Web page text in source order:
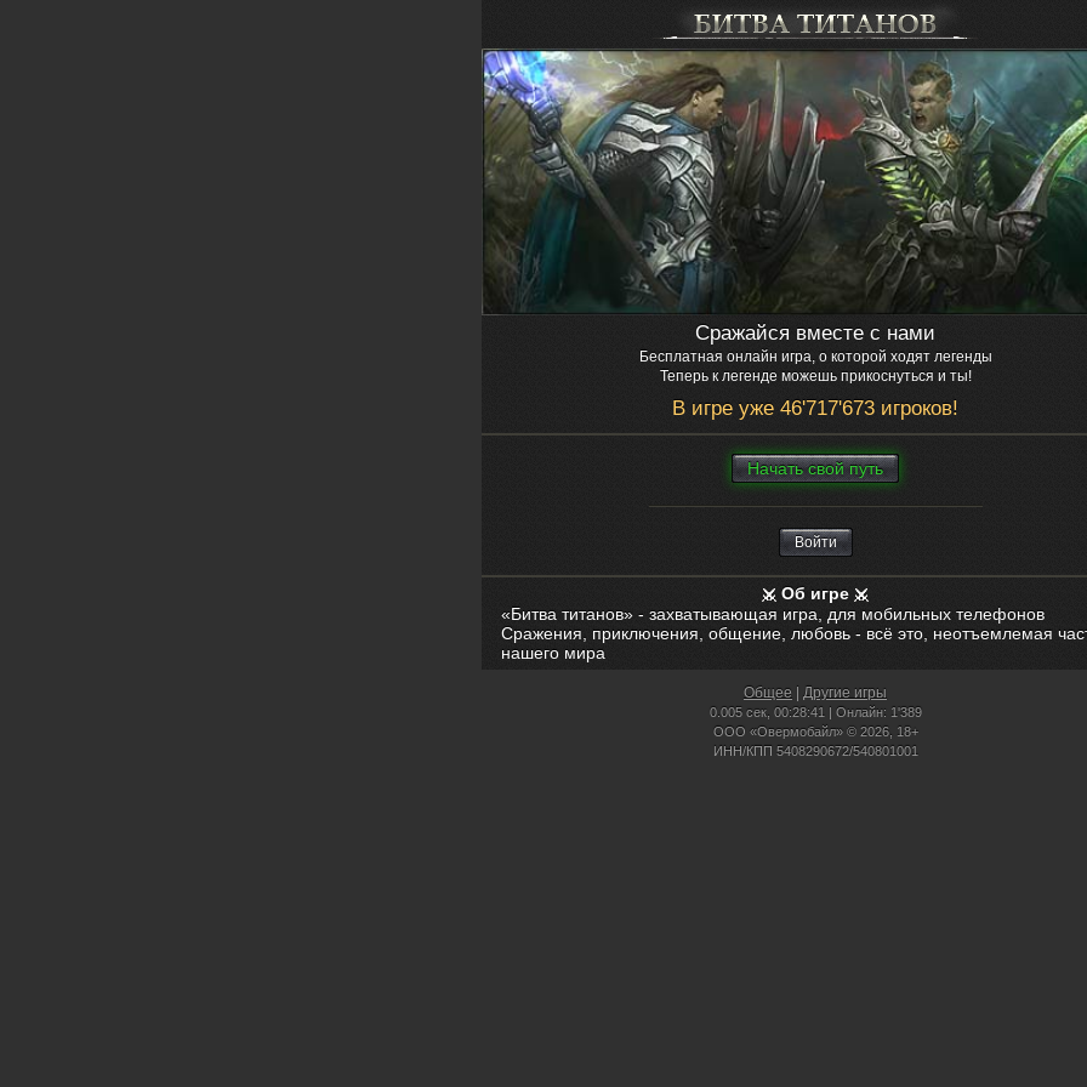
Сражайся вместе с нами
Бесплатная онлайн игра, о которой ходят легенды
Теперь к легенде можешь прикоснуться и ты!
В игре уже 46'717'673 игроков!
Нaчaть свой путь
Войти
Об игре
«Битва титанов» - захватывающая игра, для мобильных телефонов
Сражения, приключения, общение, любовь - всё это, неотъемлемая
нашего мира
Общее Другие игры
0.005 сек, 00:28:41 | Онлайн: 1'389
ООО «Овермобайл» © 2026, 18+
ИНН/КПП 5408290672/540801001